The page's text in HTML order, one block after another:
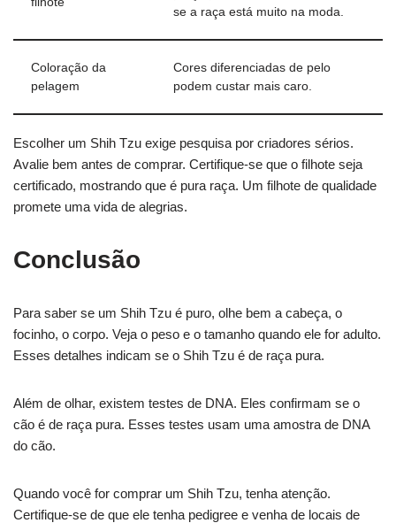
se a raça está muito na moda.
Coloração da
pelagem
Cores diferenciadas de pelo
podem custar mais caro.
Escolher um Shih Tzu exige pesquisa por criadores sérios.
Avalie bem antes de comprar. Certifique-se que o filhote seja
certificado, mostrando que é pura raça. Um filhote de qualidade
promete uma vida de alegrias.
Conclusão
Para saber se um Shih Tzu é puro, olhe bem a cabeça, o
focinho, o corpo. Veja o peso e o tamanho quando ele for adulto.
Esses detalhes indicam se o Shih Tzu é de raça pura.
Além de olhar, existem testes de DNA. Eles confirmam se o
cão é de raça pura. Esses testes usam uma amostra de DNA
do cão.
Quando você for comprar um Shih Tzu, tenha atenção.
Certifique-se de que ele tenha pedigree e venha de locais de